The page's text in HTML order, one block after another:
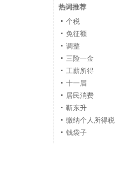
热词推荐
个税
免征额
调整
三险一金
工薪所得
十一届
居民消费
靳东升
缴纳个人所得税
钱袋子